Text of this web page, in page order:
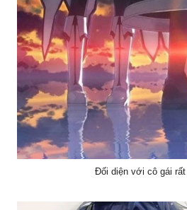
Đối diện với cô gái rất